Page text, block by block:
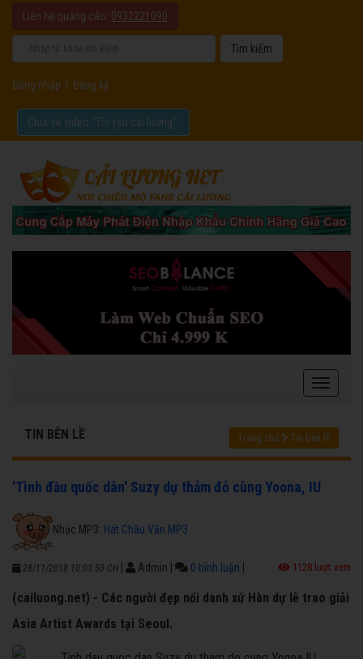
Liên hệ quảng cáo: 0932221090
Đăng nhập Đăng ký
Chia sẻ video "Tôi yêu cải lương".
TIN BÊN LỀ Trang chủ Tin bên lề
'Tình đầu quốc dân' Suzy dự thảm đỏ cùng Yoona, IU
Nhạc MP3: Hát Chầu Văn MP3
28/11/2018 10:03:50 CH Admin 0 bình luận 1128 lượt xem
(cailuong.net) - Các người đẹp nổi danh xứ Hàn dự lễ trao giải
Asia Artist Awards tại Seoul.